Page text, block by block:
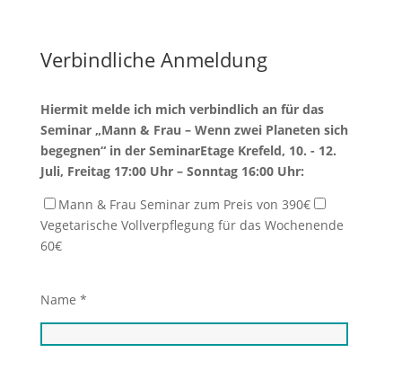
Verbindliche Anmeldung
Hiermit melde ich mich verbindlich an für das
Seminar „Mann & Frau – Wenn zwei Planeten sich
begegnen“ in der SeminarEtage Krefeld, 10. - 12.
Juli, Freitag 17:00 Uhr – Sonntag 16:00 Uhr:
Mann & Frau Seminar zum Preis von 390€
Vegetarische Vollverpflegung für das Wochenende
60€
Name *